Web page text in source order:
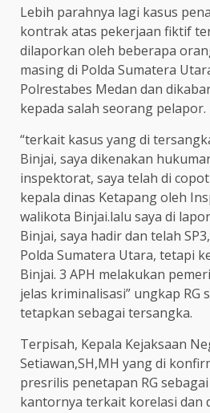
Lebih parahnya lagi kasus
kontrak atas pekerjaan fiktif
dilaporkan oleh beberapa
masing di Polda Sumatera
Polrestabes Medan dan
kepada salah seorang pelapor.
“terkait kasus yang di
Binjai, saya dikenakan
inspektorat, saya telah di
kepala dinas Ketapang oleh
walikota Binjai.lalu saya di
Binjai, saya hadir dan telah
Polda Sumatera Utara, tetapi
Binjai. 3 APH melakukan
jelas kriminalisasi” ungkap RG
tetapkan sebagai tersangka.
Terpisah, Kepala Kejaksaan
Setiawan,SH,MH yang di
presrilis penetapan RG
kantornya terkait korelasi dan